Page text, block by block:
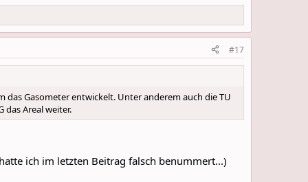
#17
das Gasometer entwickelt. Unter anderem auch die TU
das Areal weiter.
ich im letzten Beitrag falsch benummert...)